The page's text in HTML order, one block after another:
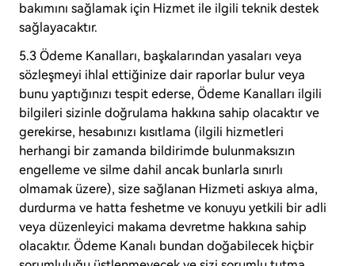
bakımını sağlamak için Hizmet ile ilgili teknik destek
sağlayacaktır.
5.3 Ödeme Kanalları, başkalarından yasaları veya
sözleşmeyi ihlal ettiğinize dair raporlar bulur veya
bunu yaptığınızı tespit ederse, Ödeme Kanalları ilgili
bilgileri sizinle doğrulama hakkına sahip olacaktır ve
gerekirse, hesabınızı kısıtlama (ilgili hizmetleri
herhangi bir zamanda bildirimde bulunmaksızın
engelleme ve silme dahil ancak bunlarla sınırlı
olmamak üzere), size sağlanan Hizmeti askıya alma,
durdurma ve hatta feshetme ve konuyu yetkili bir adli
veya düzenleyici makama devretme hakkına sahip
olacaktır. Ödeme Kanalı bundan doğabilecek hiçbir